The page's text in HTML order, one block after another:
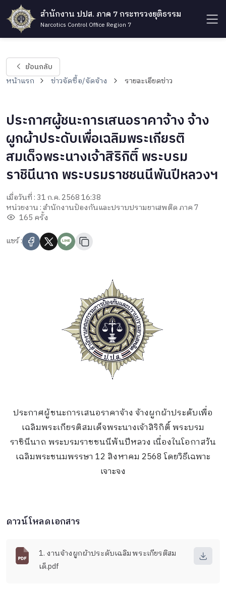
สำนักงาน ปปส. ภาค 7 กระทรวงยุติธรรม
Narcotics Control Office Region 7
ย้อนกลับ
หน้าแรก ข่าวจัดซื้อ/จัดจ้าง รายละเอียดข่าว
ประกาศผู้ชนะการเสนอราคาจ้าง จ้าง
ผูกผ้าประดับเพื่อเฉลิมพระเกียรติ
สมเด็จพระนางเจ้าสิริกิติ์ พระบรม
ราชินีนาถ พระบรมราชชนนีพันปีหลวงฯ
เมื่อวันที่ : 31 ก.ค. 2568 16:38
หน่วยงาน : สำนักงานป้องกันและปราบปรามยาเสพติด ภาค 7
165 ครั้ง
แชร์ :
ประกาศผู้ชนะการเสนอราคาจ้าง จ้างผูกผ้าประดับเพื่อ
เฉลิมพระเกียรติสมเด็จพระนางเจ้าสิริกิติ์ พระบรม
ราชินีนาถ พระบรมราชชนนีพันปีหลวง เนื่องในโอกาสวัน
เฉลิมพระชนมพรรษา 12 สิงหาคม 2568 โดยวิธีเฉพาะ
เจาะจง
ดาวน์โหลดเอกสาร
1. งานจ้างผูกผ้าประดับเฉลิมพระเกียรติสม
เด็.pdf